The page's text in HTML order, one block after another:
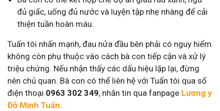
đủ giấc, uống đủ nước và luyện tập nhẹ nhàng để cải
thiện tuần hoàn máu.
Tuấn tôi nhấn mạnh, đau nửa đầu bên phải có nguy hiểm
không còn phụ thuộc vào cách bà con tiếp cận và xử lý
triệu chứng. Nếu nhận thấy các dấu hiệu lặp lại, đừng
nên chủ quan. Bà con có thể liên hệ với Tuấn tôi qua số
điện thoại 0963 302 349, nhắn tin qua fanpage Lương y
Đỗ Minh Tuấn.